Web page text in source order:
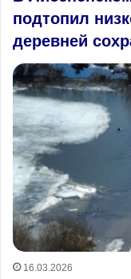
подтопил
деревней
16.03.2026